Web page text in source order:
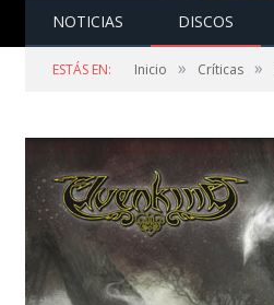
NOTICIAS DISCOS
ESTÁS EN: Inicio » Críticas »